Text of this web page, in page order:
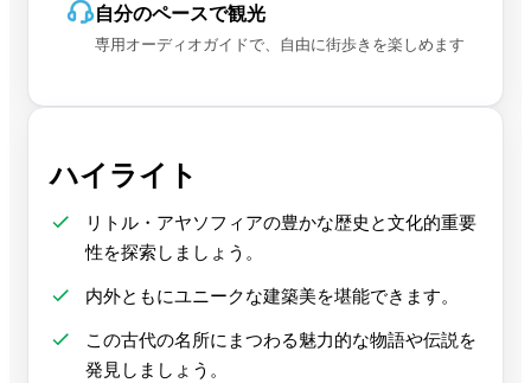
自分のペースで観光
専用オーディオガイドで、自由に街歩きを楽しめます
ハイライト
リトル・アヤソフィアの豊かな歴史と文化的重要
性を探索しましょう。
内外ともにユニークな建築美を堪能できます。
この古代の名所にまつわる魅力的な物語や伝説を
発見しましょう。